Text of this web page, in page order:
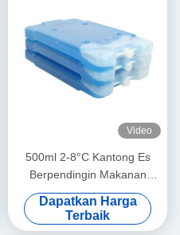
Video
500ml 2-8°C Kantong Es
Berpendingin Makanan
Daging yang Dapat
Digunakan Kembali untuk
Penggunaan Medis dan Luar
Dapatkan Harga
Terbaik